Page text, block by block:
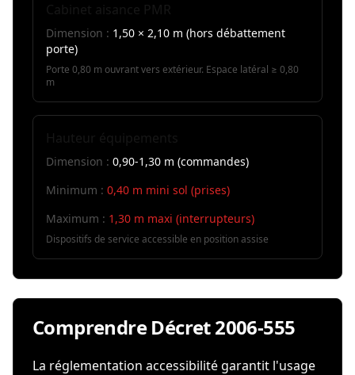
Dimension : 1,50 × 2,10 m (hors débattement
porte)
Porte 0,80 m ouvrant vers extérieur. Espace latéral ≥ 0,80
m
Dimension : 0,90-1,30 m (commandes)
Minimum : 0,40 m mini sol (prises)
Maximum : 1,30 m maxi (interrupteurs)
Dispositifs de service accessible en position assise
Comprendre Décret 2006-555
La réglementation accessibilité garantit l'usage